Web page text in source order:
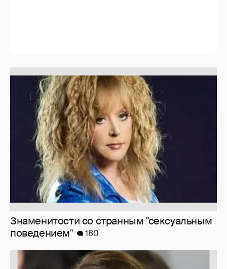
Знаменитости со странным "сексуальным
поведением"
180